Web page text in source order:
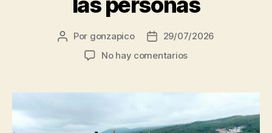
empresas
sociales
y
de
Autor
Por gonzapico
Fecha29/07/2026
No hay comentariosen
evento
IA